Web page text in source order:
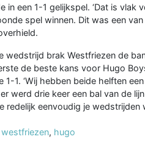
in een 1-1 gelijkspel. ‘Dat is
spel winnen. Dit was een
wedstrijd brak Westfriezen de
de beste kans voor Hugo
1-1. ‘Wij hebben beide helften
werd drie keer een bal van de
redelijk eenvoudig je wedstrijden
westfriezen, hugo